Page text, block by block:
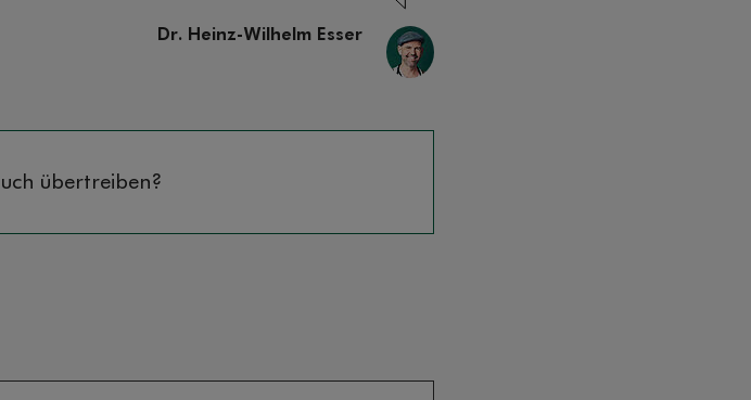
Dr. Heinz-Wilhelm Esser
übertreiben?